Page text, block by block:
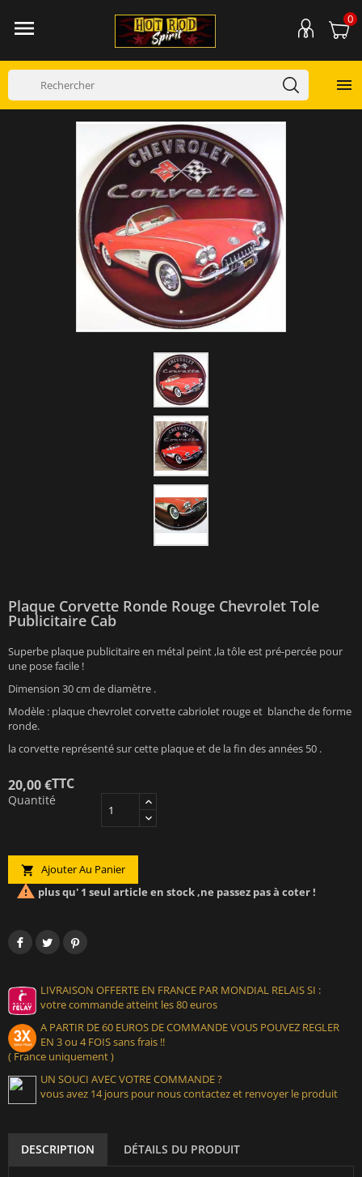
 0

Plaque Corvette Ronde Rouge Chevrolet Tole
Publicitaire Cab
Superbe plaque publicitaire en métal peint ,la tôle est pré-percée pour
une pose facile !
Dimension 30 cm de diamètre .
Modèle : plaque chevrolet corvette cabriolet rouge et blanche de forme
ronde.
la corvette représenté sur cette plaque et de la fin des années 50 .
20,00 €TTC
Quantité
 Ajouter Au Panier
 plus qu' 1 seul article en stock ,ne passez pas à coter !
LIVRAISON OFFERTE EN FRANCE PAR MONDIAL RELAIS SI :
votre commande atteint les 80 euros
A PARTIR DE 60 EUROS DE COMMANDE VOUS POUVEZ REGLER
EN 3 ou 4 FOIS sans frais !!
( France uniquement )
UN SOUCI AVEC VOTRE COMMANDE ?
vous avez 14 jours pour nous contactez et renvoyer le produit
DESCRIPTION DÉTAILS DU PRODUIT